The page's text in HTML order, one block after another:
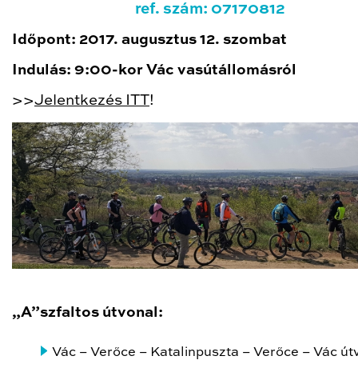
ref. szám: 07170812
Időpont: 2017. augusztus 12. szombat
Indulás: 9:00-kor Vác vasútállomásról
>>Jelentkezés ITT!
„A”szfaltos útvonal:
Vác – Verőce – Katalinpuszta – Verőce – Vác